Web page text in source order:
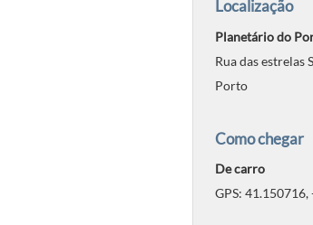
Localização
Planetário do
Rua das estrelas
Porto
Como chegar
De carro
GPS: